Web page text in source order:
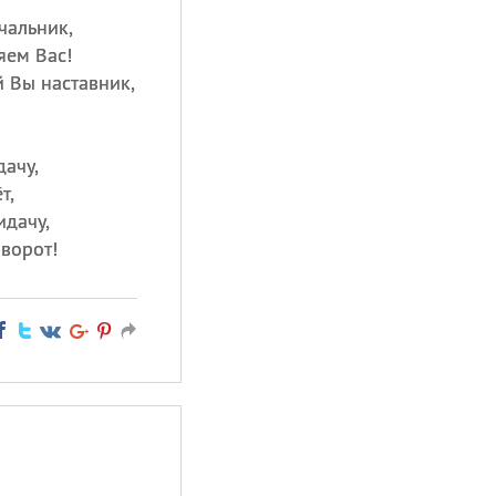
Вас!
наставник,